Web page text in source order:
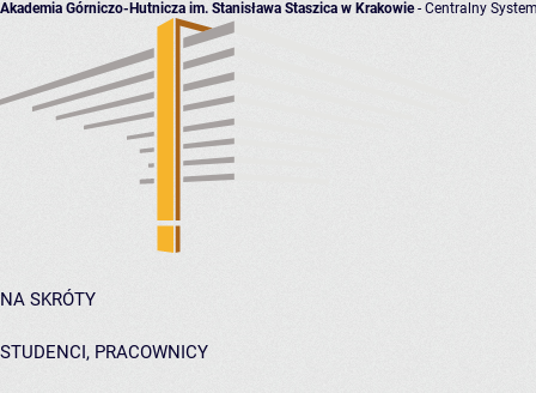
Akademia Górniczo-Hutnicza im. Stanisława Staszica w Krakowie- Centralny
NA SKRÓTY
STUDENCI, PRACOWNICY